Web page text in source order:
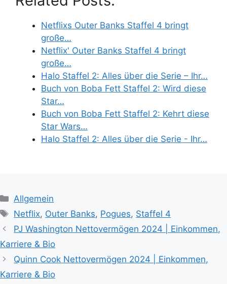
Netflixs Outer Banks Staffel 4 bringt
große…
Netflix' Outer Banks Staffel 4 bringt
große…
Halo Staffel 2: Alles über die Serie – Ihr…
Buch von Boba Fett Staffel 2: Wird diese
Star…
Buch von Boba Fett Staffel 2: Kehrt diese
Star Wars…
Halo Staffel 2: Alles über die Serie - Ihr…
Categories
Allgemein
Tags
Netflix, Outer Banks, Pogues, Staffel 4
PJ Washington Nettovermögen 2024 | Einkommen,
Karriere & Bio
Quinn Cook Nettovermögen 2024 | Einkommen,
Karriere & Bio